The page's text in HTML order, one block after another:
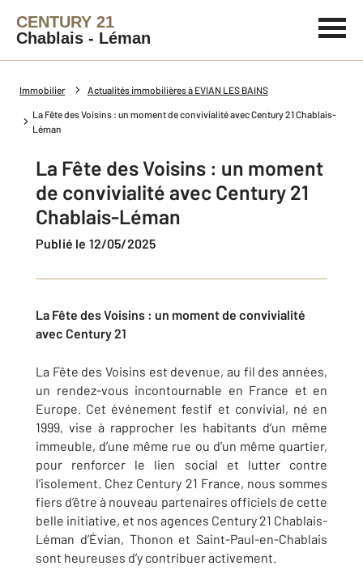
CENTURY 21
Chablais - Léman
Immobilier Actualités immobilières à EVIAN LES BAINS
La Fête des Voisins : un moment de convivialité avec Century 21 Chablais-
Léman
La Fête des Voisins : un moment
de convivialité avec Century 21
Chablais-Léman
Publié le 12/05/2025
La Fête des Voisins : un moment de convivialité
avec Century 21
La Fête des Voisins est devenue, au fil des années,
un rendez-vous incontournable en France et en
Europe. Cet événement festif et convivial, né en
1999, vise à rapprocher les habitants d’un même
immeuble, d’une même rue ou d’un même quartier,
pour renforcer le lien social et lutter contre
l’isolement. Chez Century 21 France, nous sommes
fiers d’être à nouveau partenaires officiels de cette
belle initiative, et nos agences Century 21 Chablais-
Léman d’Évian, Thonon et Saint-Paul-en-Chablais
sont heureuses d’y contribuer activement.